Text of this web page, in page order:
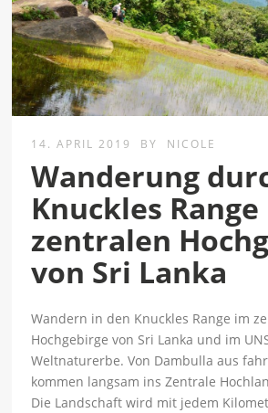
14. APRIL 2019 BY NICOLE
Wanderung
Knuckles
zentralen
von Sri Lanka
Wandern in den Knuckles Range im
Hochgebirge von Sri Lanka und im
Weltnaturerbe. Von Dambulla aus
kommen langsam ins Zentrale
Die Landschaft wird mit jedem